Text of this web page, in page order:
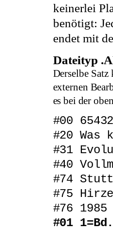
keinerlei
benötigt:
endet mit
Dateityp
Derselbe
externen
es bei der
#00
#20 Was
#31
#40
#74
#75
#76 1985
#01